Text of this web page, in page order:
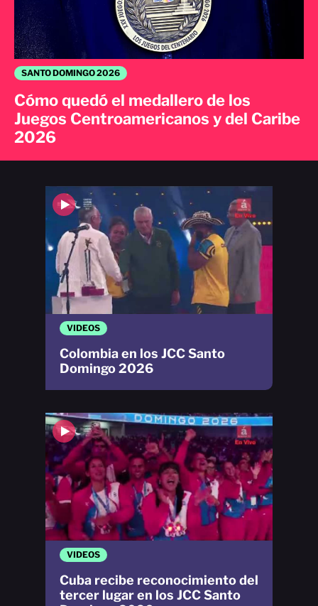
SANTO DOMINGO 2026
Cómo quedó el medallero de los
Juegos Centroamericanos y del Caribe
2026
VIDEOS
Cuba recibe reconocimiento del
tercer lugar en los JCC Santo
VIDEOS
Colombia en los JCC Santo
Domingo 2026